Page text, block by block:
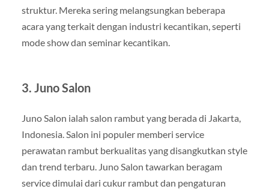
struktur. Mereka sering melangsungkan beberapa
acara yang terkait dengan industri kecantikan, seperti
mode show dan seminar kecantikan.
3. Juno Salon
Juno Salon ialah salon rambut yang berada di Jakarta,
Indonesia. Salon ini populer memberi service
perawatan rambut berkualitas yang disangkutkan style
dan trend terbaru. Juno Salon tawarkan beragam
service dimulai dari cukur rambut dan pengaturan